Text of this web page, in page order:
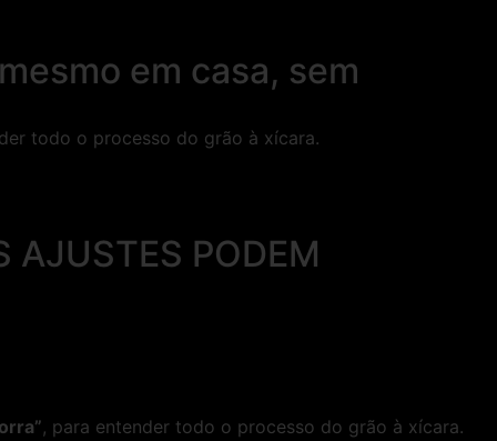
em casa, sem
todo o processo do grão à xícara.
AJUSTES PODEM
, para entender todo o processo do grão à xícara.